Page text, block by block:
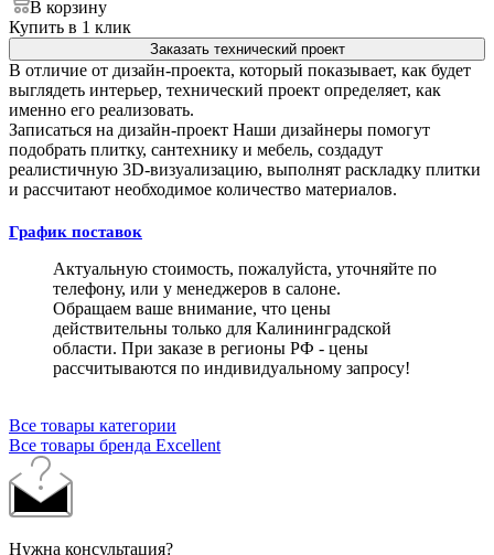
В корзину
Купить в 1 клик
Заказать технический проект
В отличие от дизайн-проекта, который показывает, как будет
выглядеть интерьер, технический проект определяет, как
именно его реализовать.
Записаться на дизайн-проект Наши дизайнеры помогут
подобрать плитку, сантехнику и мебель, создадут
реалистичную 3D-визуализацию, выполнят раскладку плитки
и рассчитают необходимое количество материалов.
График поставок
Актуальную стоимость, пожалуйста, уточняйте по
телефону, или у менеджеров в салоне.
Обращаем ваше внимание, что цены
действительны только для Калининградской
области. При заказе в регионы РФ - цены
рассчитываются по индивидуальному запросу!
Все товары категории
Все товары бренда Excellent
Нужна консультация?